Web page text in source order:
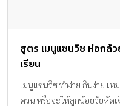
สูตร เมนูแซนวิช ห่อกล้
เรียน
เมนูแซนวิช ทำง่าย กินง่าย เ
ด่วน หรือจะให้ลูกน้อยวัยหัด